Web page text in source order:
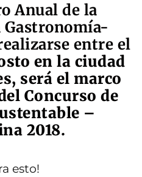
Anual de la
entre el
en la ciudad
será el marco
Concurso de
–
2018.
esto!